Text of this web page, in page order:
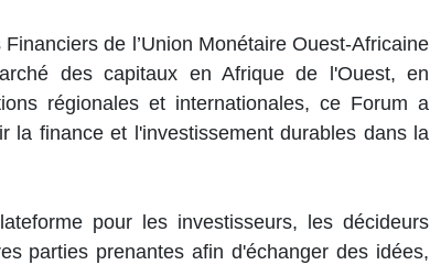
de l’Union Monétaire Ouest-Africaine
des capitaux en Afrique de l'Ouest, en
régionales et internationales, ce Forum a
la finance et l'investissement durables dans la
pour les investisseurs, les décideurs
parties prenantes afin d'échanger des idées,